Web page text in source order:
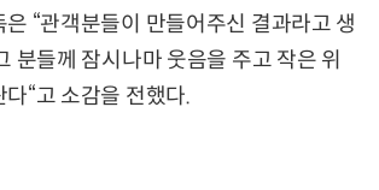
“관객분들이 만들어주신 결과라고 생
분들께 잠시나마 웃음을 주고 작은 위
“고 소감을 전했다.